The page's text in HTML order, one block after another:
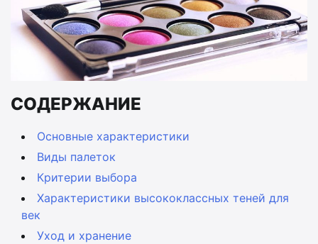
СОДЕРЖАНИЕ
Основные характеристики
Виды палеток
Критерии выбора
Характеристики высококлассных теней для
век
Уход и хранение